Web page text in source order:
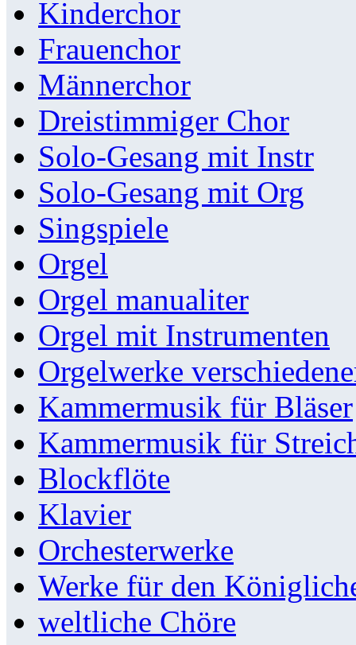
Kinderchor
Frauenchor
Männerchor
Dreistimmiger Chor
Solo-Gesang mit Instr
Solo-Gesang mit Org
Singspiele
Orgel
Orgel manualiter
Orgel mit Instrumenten
Orgelwerke
Kammermusik für Bläser
Kammermusik für
Blockflöte
Klavier
Orchesterwerke
Werke für den
weltliche Chöre